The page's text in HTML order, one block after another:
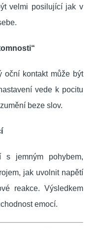
velmi posilující jak v
oční kontakt může být
vede k pocitu
beze slov.
s jemným pohybem,
jak uvolnit napětí
reakce. Výsledkem
emocí.